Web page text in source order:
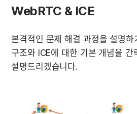
WebRTC & ICE
본격적인 문제 해결 과정을 설명하
구조와 ICE에 대한 기본 개념을 간
설명드리겠습니다.